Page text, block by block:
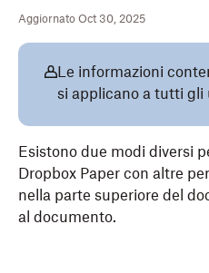
Aggiornato Oct 30, 2025
Le informazioni
si applicano a tutti gli
Esistono due modi diversi
Dropbox Paper con altre
nella parte superiore del
al documento.